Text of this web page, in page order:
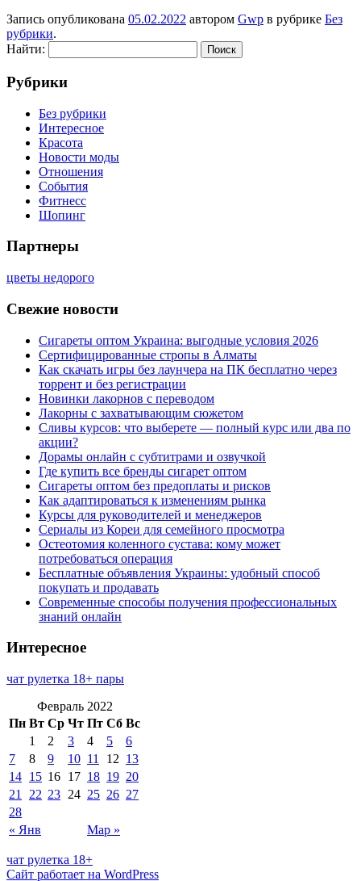
Запись опубликована 05.02.2022 автором Gwp в рубрике Без
рубрики.
Найти:
Рубрики
Без рубрики
Интересное
Красота
Новости моды
Отношения
События
Фитнесс
Шопинг
Партнеры
цветы недорого
Свежие новости
Сигареты оптом Украина: выгодные условия 2026
Сертифицированные стропы в Алматы
Как скачать игры без лаунчера на ПК бесплатно через
торрент и без регистрации
Новинки лакорнов с переводом
Лакорны с захватывающим сюжетом
Сливы курсов: что выберете — полный курс или два по
акции?
Дорамы онлайн с субтитрами и озвучкой
Где купить все бренды сигарет оптом
Сигареты оптом без предоплаты и рисков
Как адаптироваться к изменениям рынка
Курсы для руководителей и менеджеров
Сериалы из Кореи для семейного просмотра
Остеотомия коленного сустава: кому может
потребоваться операция
Бесплатные объявления Украины: удобный способ
покупать и продавать
Современные способы получения профессиональных
знаний онлайн
Интересное
чат рулетка 18+ пары
Февраль 2022
Пн Вт Ср Чт Пт Сб Вс
« Янв Мар »
1 2 3 4 5
6
7
8 9 10 11 12 13
14 15 16 17 18 19 20
21
22 23 24 25 26 27
28
чат рулетка 18+
Сайт работает на WordPress